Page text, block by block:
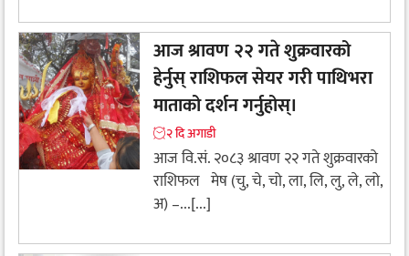
आज श्रावण २२ गते शुक्रवारको
हेर्नुस् राशिफल सेयर गरी पाथिभरा
माताको दर्शन गर्नुहोस्।
२ दि अगाडी
आज वि.सं. २०८३ श्रावण २२ गते शुक्रवारको
राशिफल मेष (चु, चे, चो, ला, लि, लु, ले, लो,
अ) –...[...]